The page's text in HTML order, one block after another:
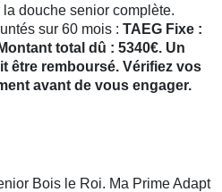
douche senior complète.
sur 60 mois : TAEG Fixe :
total dû : 5340€. Un
être remboursé. Vérifiez vos
avant de vous engager.
Bois le Roi. Ma Prime Adapt